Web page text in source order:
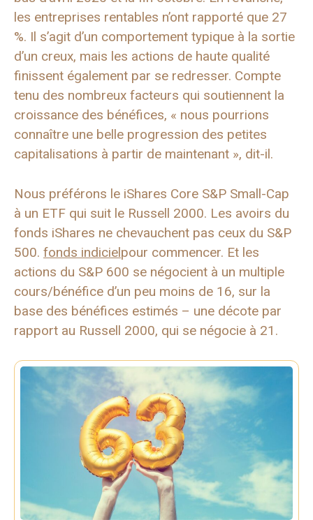
les entreprises rentables n’ont rapporté que 27
%. Il s’agit d’un comportement typique à la sortie
d’un creux, mais les actions de haute qualité
finissent également par se redresser. Compte
tenu des nombreux facteurs qui soutiennent la
croissance des bénéfices, « nous pourrions
connaître une belle progression des petites
capitalisations à partir de maintenant », dit-il.
Nous préférons le iShares Core S&P Small-Cap
à un ETF qui suit le Russell 2000. Les avoirs du
fonds iShares ne chevauchent pas ceux du S&P
500. fonds indicielpour commencer. Et les
actions du S&P 600 se négocient à un multiple
cours/bénéfice d’un peu moins de 16, sur la
base des bénéfices estimés – une décote par
rapport au Russell 2000, qui se négocie à 21.